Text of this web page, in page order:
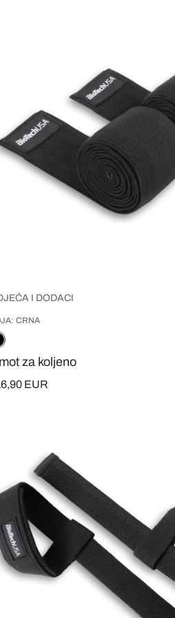
I DODACI
CRNA
za koljeno
EUR